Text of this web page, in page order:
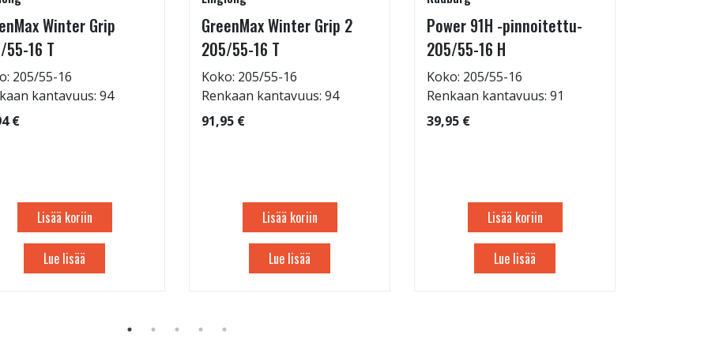
Winter Grip
16 T
205/55-16
kantavuus: 94
€
Lisää koriin
Lue lisää
GreenMax Winter Grip 2
205/55-16 T
Koko: 205/55-16
Renkaan kantavuus: 94
91,95 €
Lisää koriin
Lue lisää
Power 91H -pinnoitettu-
205/55-16 H
Koko: 205/55-16
Renkaan kantavuus: 91
39,95 €
Lisää koriin
Lue lisää